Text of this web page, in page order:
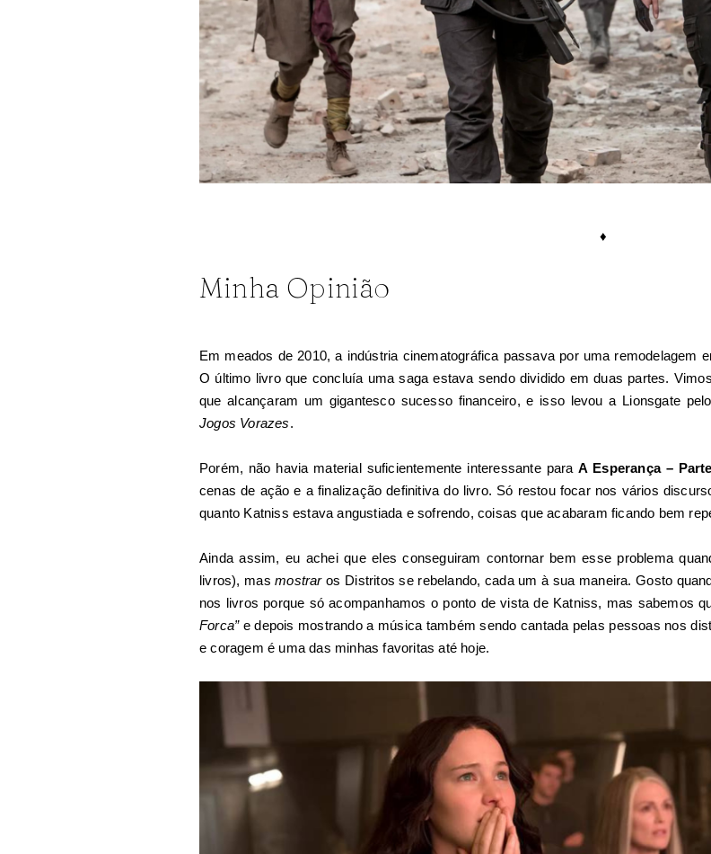
♦
Minha Opinião
Em meados de 2010, a indústria cinematográfica passava por uma remodelagem
O último livro que concluía uma saga estava sendo dividido em duas partes.
que alcançaram um gigantesco sucesso financeiro, e isso levou a Lionsgate
Jogos Vorazes.
Porém, não havia material suficientemente interessante paraA Esperança –
cenas de ação e a finalização definitiva do livro. Só restou focar nos vários
quanto Katniss estava angustiada e sofrendo, coisas que acabaram ficando bem
Ainda assim, eu achei que eles conseguiram contornar bem esse problema
livros), masmostraros Distritos se rebelando, cada um à sua maneira. Gosto
nos livros porque só acompanhamos o ponto de vista de Katniss, mas sabemos
Forca”e depois mostrando a música também sendo cantada pelas pessoas nos
e coragem é uma das minhas favoritas até hoje.